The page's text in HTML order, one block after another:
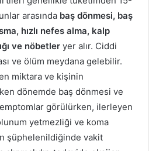
arasında baş dönmesi, baş
hızlı nefes alma, kalp
ve nöbetler yer alır. Ciddi
ve ölüm meydana gelebilir.
miktara ve kişinin
dönemde baş dönmesi ve
görülürken, ilerleyen
yetmezliği ve koma
şüphelenildiğinde vakit